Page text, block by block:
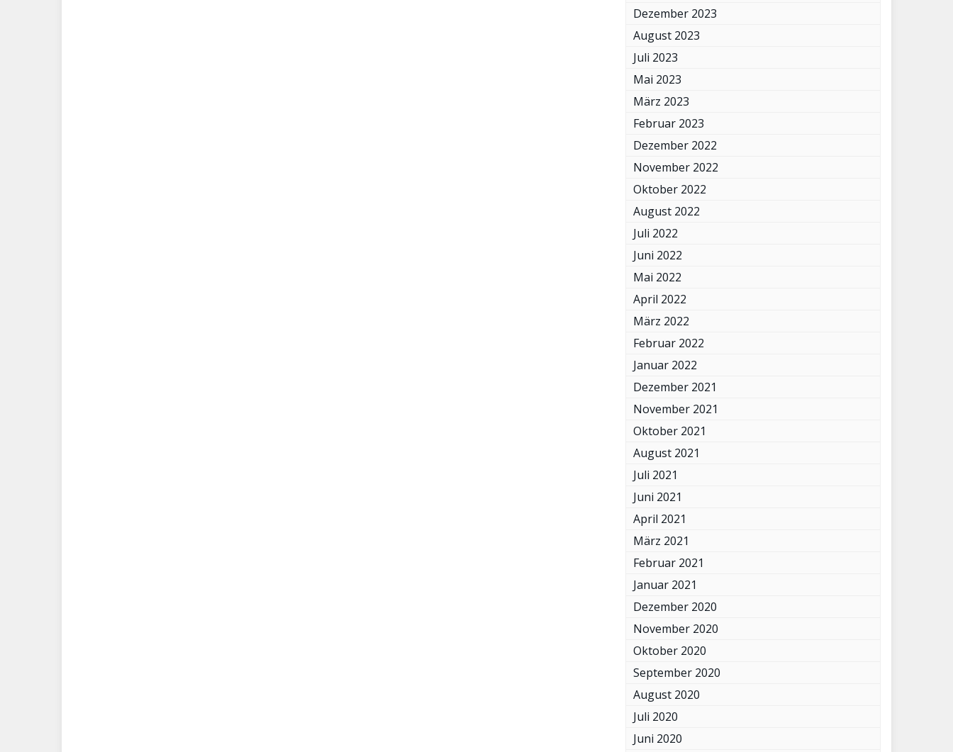
Dezember 2023
August 2023
Juli 2023
Mai 2023
März 2023
Februar 2023
Dezember 2022
November 2022
Oktober 2022
August 2022
Juli 2022
Juni 2022
Mai 2022
April 2022
März 2022
Februar 2022
Januar 2022
Dezember 2021
November 2021
Oktober 2021
August 2021
Juli 2021
Juni 2021
April 2021
März 2021
Februar 2021
Januar 2021
Dezember 2020
November 2020
Oktober 2020
September 2020
August 2020
Juli 2020
Juni 2020